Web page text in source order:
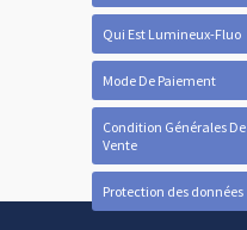
Qui Est Lumineux-Fluo
Mode De Paiement
Condition Générales De
Vente
Protection des données